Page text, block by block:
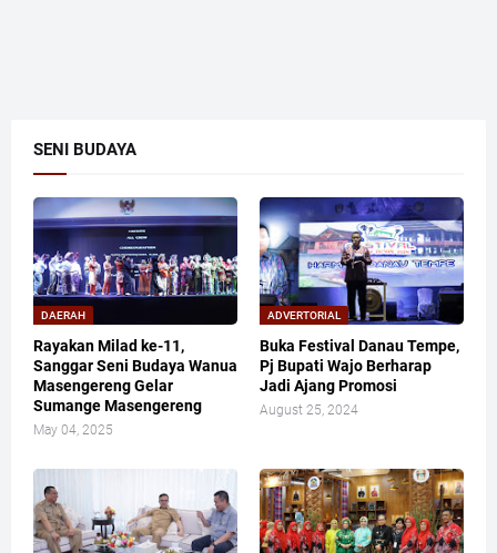
SENI BUDAYA
DAERAH
Rayakan Milad ke-11,
Sanggar Seni Budaya Wanua
Masengereng Gelar
Sumange Masengereng
May 04, 2025
ADVERTORIAL
Buka Festival Danau Tempe,
Pj Bupati Wajo Berharap
Jadi Ajang Promosi
August 25, 2024